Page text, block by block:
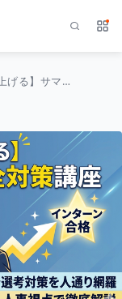
サ
【通過率を上げる】サマーインターン完全対策講座